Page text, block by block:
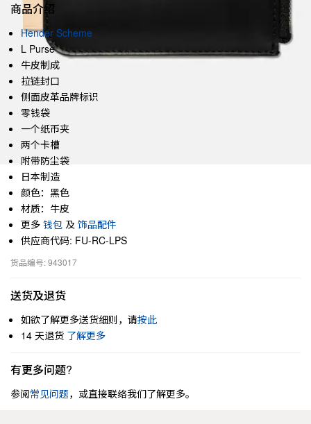
商品介绍
Hender Scheme
L Purse
牛皮制成
拉链封口
侧面皮革品牌标识
零钱袋
一个纸币夹
两个卡槽
附带防尘袋
日本制造
颜色：黑色
材质：牛皮
更多 钱包 及 饰品配件
供应商代码: FU-RC-LPS
货品编号: 943017
送货及退货
如欲了解更多送货细则，请按此
14 天退货 了解更多
有更多问题?
参阅常见问题，或直接联络我们了解更多。